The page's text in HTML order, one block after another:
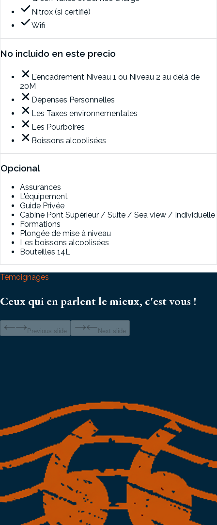
Nitrox (si certifié)
Wifi
No incluido en este precio
L'encadrement Niveau 1 ou Niveau 2 au delà de
20M
Dépenses Personnelles
Les Taxes environnementales
Les Pourboires
Boissons alcoolisées
Opcional
Assurances
L'équipement
Guide Privée
Cabine Pont Supérieur / Suite / Sea view / Individuelle
Formations
Plongée de mise à niveau
Les boissons alcoolisées
Bouteilles 14L
Témoignages
Ceux qui en parlent le mieux, c'est vous !
Previous slide Next slide